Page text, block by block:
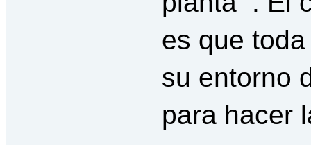
es que
su entorno
para hacer